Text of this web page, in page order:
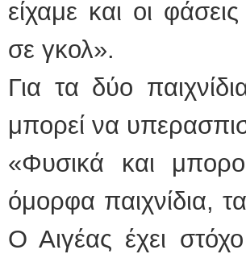
είχαμε και οι
σε γκολ».
Για τα δύο
μπορεί να
«Φυσικά και
όμορφα παιχνίδια,
Ο Αιγέας έχει